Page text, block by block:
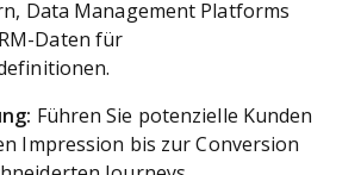
Data Management Platforms
Daten für
Führen Sie potenzielle Kunden
Impression bis zur Conversion